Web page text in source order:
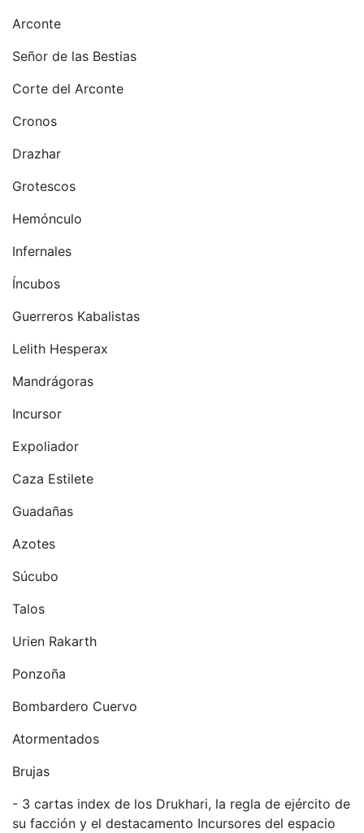
Arconte
Señor de las Bestias
Corte del Arconte
Cronos
Drazhar
Grotescos
Hemónculo
Infernales
Íncubos
Guerreros Kabalistas
Lelith Hesperax
Mandrágoras
Incursor
Expoliador
Caza Estilete
Guadañas
Azotes
Súcubo
Talos
Urien Rakarth
Ponzoña
Bombardero Cuervo
Atormentados
Brujas
- 3 cartas index de los Drukhari, la regla de ejército de
su facción y el destacamento Incursores del espacio